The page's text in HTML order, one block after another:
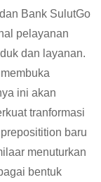
Bank SulutGo
pelayanan
dan layanan.
ini akan
tranformasi
baru
menuturkan
bentuk